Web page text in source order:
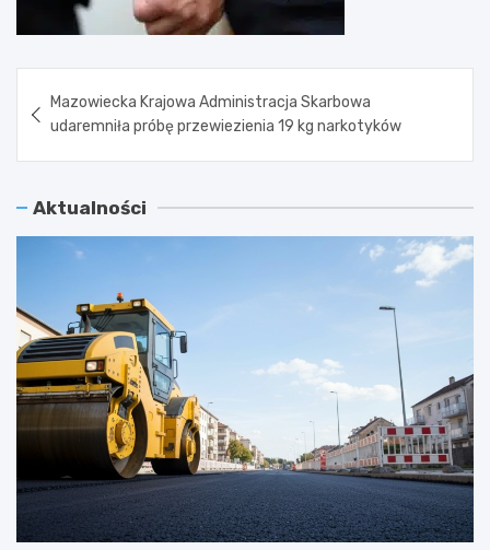
wpisu
Mazowiecka Krajowa Administracja Skarbowa
udaremniła próbę przewiezienia 19 kg narkotyków
Aktualności